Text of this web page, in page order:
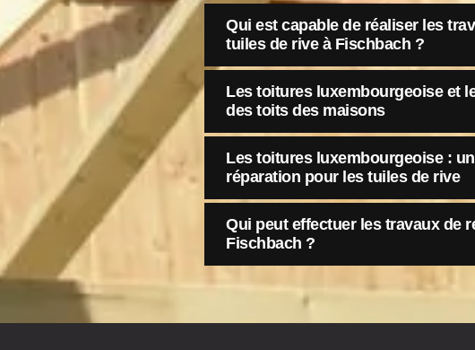
Qui est capable de réaliser les
tuiles de rive à Fischbach ?
Les toitures luxembourgeoise et
des toits des maisons
Les toitures luxembourgeoise :
réparation pour les tuiles de rive
Qui peut effectuer les travaux de
Fischbach ?